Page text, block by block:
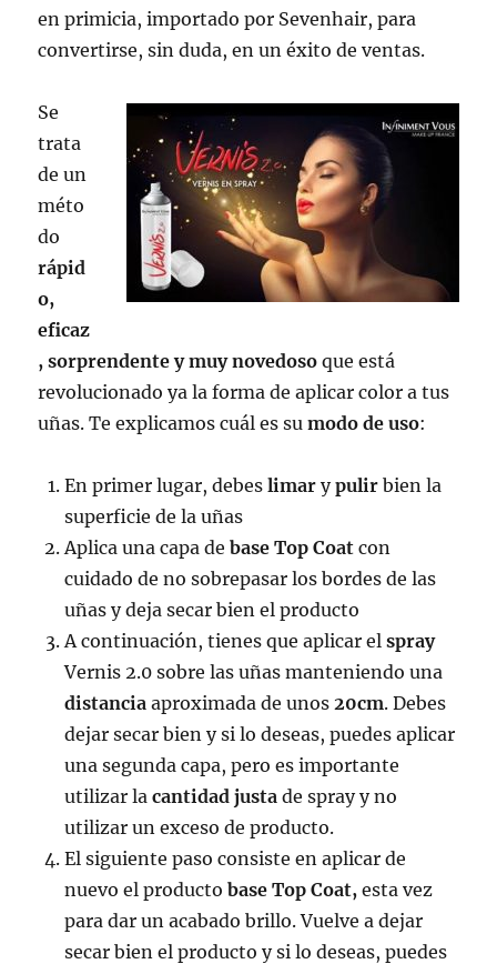
en primicia, importado por Sevenhair, para
convertirse, sin duda, en un éxito de ventas.
Se
trata
de un
méto
do
rápid
o,
eficaz
, sorprendente y muy novedoso que está
revolucionado ya la forma de aplicar color a tus
uñas. Te explicamos cuál es sumodo de uso:
En primer lugar, debeslimar ypulir bien la
superficie de la uñas
Aplica una capa de base Top Coat con
cuidado de no sobrepasar los bordes de las
uñas y deja secar bien el producto
A continuación, tienes que aplicar elspray
Vernis 2.0 sobre las uñas manteniendo una
distancia aproximada de unos 20cm. Debes
dejar secar bien y si lo deseas, puedes aplicar
una segunda capa, pero es importante
utilizar lacantidad justa de spray y no
utilizar un exceso de producto.
El siguiente paso consiste en aplicar de
nuevo el productobase Top Coat, esta vez
para dar un acabado brillo. Vuelve a dejar
secar bien el producto y si lo deseas, puedes